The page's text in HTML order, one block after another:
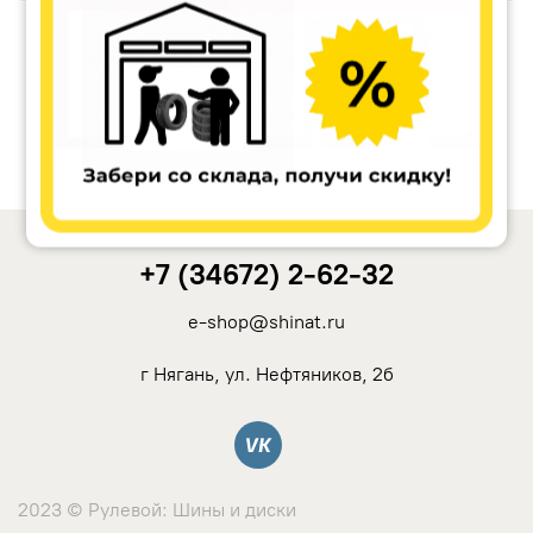
YAMATO
Landrock
K&K
+7 (34672) 2-62-32
e-shop@shinat.ru
г Нягань, ул. Нефтяников, 2б
Вконтакте
2023 © Рулевой: Шины и диски